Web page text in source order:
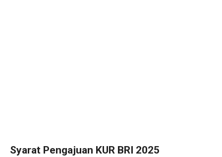
Syarat Pengajuan KUR BRI 2025